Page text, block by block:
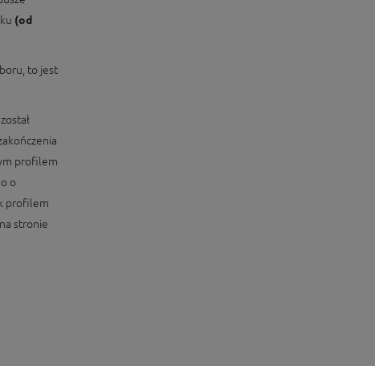
(od
to jest
profilem
o
profilem
stronie